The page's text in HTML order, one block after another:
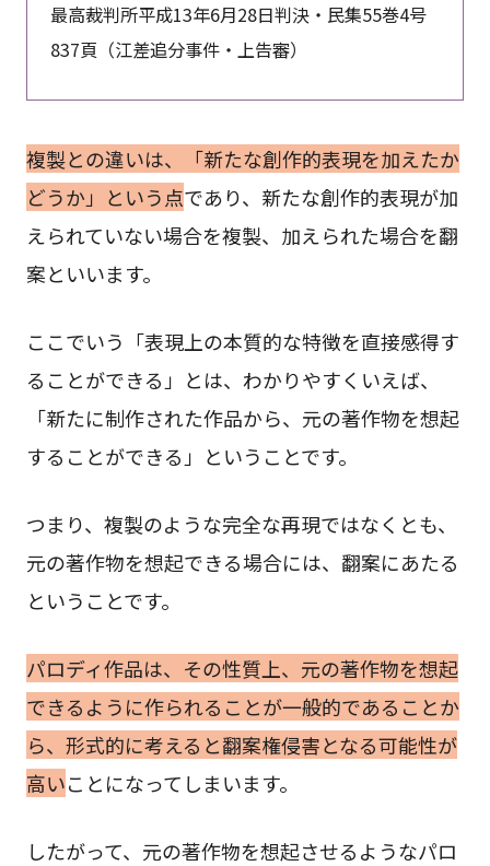
最高裁判所平成13年6月28日判決・民集55巻4号
837頁（江差追分事件・上告審）
複製との違いは、「新たな創作的表現を加えたか
どうか」という点であり、新たな創作的表現が加
えられていない場合を複製、加えられた場合を翻
案といいます。
ここでいう「表現上の本質的な特徴を直接感得す
ることができる」とは、わかりやすくいえば、
「新たに制作された作品から、元の著作物を想起
することができる」ということです。
つまり、複製のような完全な再現ではなくとも、
元の著作物を想起できる場合には、翻案にあたる
ということです。
パロディ作品は、その性質上、元の著作物を想起
できるように作られることが一般的であることか
ら、形式的に考えると翻案権侵害となる可能性が
高いことになってしまいます。
したがって、元の著作物を想起させるようなパロ